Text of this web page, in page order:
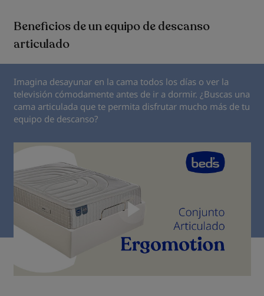
Beneficios de un equipo de descanso
articulado
Imagina desayunar en la cama todos los días o ver la
televisión cómodamente antes de ir a dormir. ¿Buscas una
cama articulada que te permita disfrutar mucho más de tu
equipo de descanso?